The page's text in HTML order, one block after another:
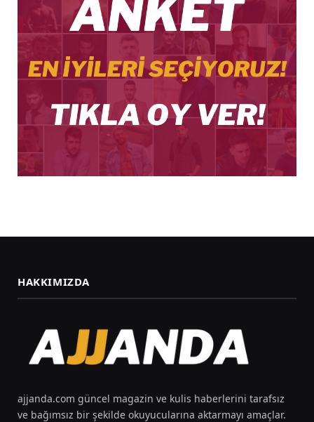
HAKKIMIZDA
ajjanda.com güncel magazin ve kulis haberlerini tarafsız
ve bağımsız bir şekilde okuyucularına aktarmayı amaçlar.